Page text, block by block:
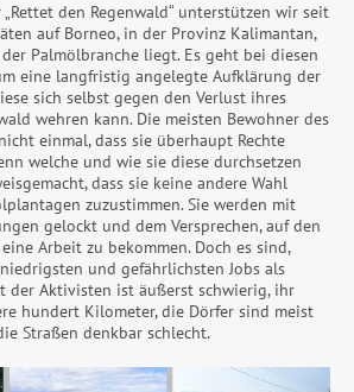
den Regenwald“ unterstützen wir seit
auf Borneo, in der Provinz Kalimantan,
Palmölbranche liegt. Es geht bei diesen
eine langfristig angelegte Aufklärung der
sich selbst gegen den Verlust ihres
wehren kann. Die meisten Bewohner des
einmal, dass sie überhaupt Rechte
welche und wie sie diese durchsetzen
dass sie keine andere Wahl
zuzustimmen. Sie werden mit
gelockt und dem Versprechen, auf den
Arbeit zu bekommen. Doch es sind,
und gefährlichsten Jobs als
der Aktivisten ist äußerst schwierig, ihr
hundert Kilometer, die Dörfer sind meist
Straßen denkbar schlecht.